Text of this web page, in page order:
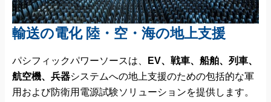
輸送の電化 陸・空・海の地上支援
パシフィックパワーソースは、
EV、戦車、船舶、列車、
航空機、兵器システムへの地上支援のための包括的な軍
用および防衛用電源試験ソリューションを提供します。